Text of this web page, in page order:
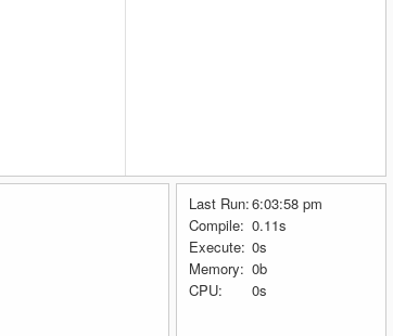
Last Run:6:03:58 pm
Compile: 0.11s
Execute: 0s
Memory: 0b
CPU:
0s